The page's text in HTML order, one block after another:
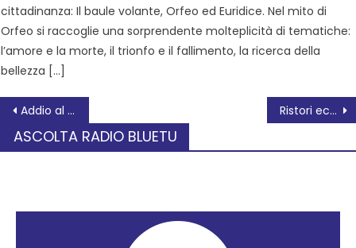
cittadinanza: Il baule volante, Orfeo ed Euridice. Nel mito di
Orfeo si raccoglie una sorprendente molteplicità di tematiche:
l’amore e la morte, il trionfo e il fallimento, la ricerca della
bellezza […]
Addio al Progetto SAI: una decisione grave, che indebolisce il territorio. Ristori economici Adriatic LNG e sviluppo del Polesine: un’occasione persa?
ASCOLTA RADIO BLUETU